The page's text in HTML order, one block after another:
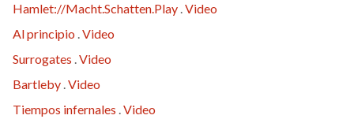
Hamlet://Macht.Schatten.Play .Video
Al principio .Video
Surrogates .Video
Bartleby .Video
Tiempos infernales .Video